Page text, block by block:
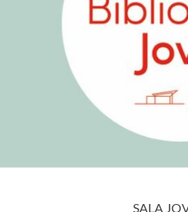
SALA